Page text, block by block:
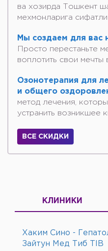
ва хозирда Тошкент
мехмонларига сифатли
Мы создаем для вас
Просто перестаньте
воплотить свои мечты
Озонотерапия для
и общего
метод лечения,
устранить возникшее
ВСЕ СКИДКИ
КЛИНИКИ
Хаким Сино -
Зайтун Мед Тиб TIB